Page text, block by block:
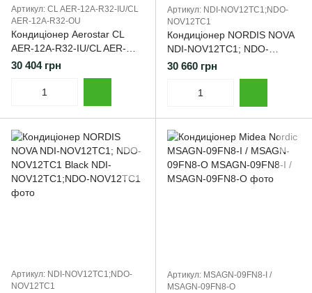
Артикул: CL AER-12A-R32-IU/СL
AER-12A-R32-OU
Кондиціонер Aerostar CL
AER-12A-R32-IU/CL AER-
12A-R32-OU
30 404 грн
Артикул: NDI-NOV12TC1;NDO-
NOV12TC1
Кондиціонер NORDIS NOVA
NDI-NOV12TC1; NDO-
NOV12TC1
30 660 грн
Артикул: NDI-NOV12TC1;NDO-
NOV12TC1
Артикул: MSAGN-09FN8-I /
MSAGN-09FN8-O